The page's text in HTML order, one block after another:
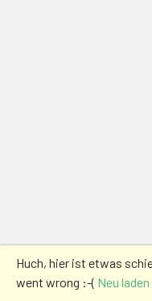
Huch, hier ist etwas
went wrong :-( Neu